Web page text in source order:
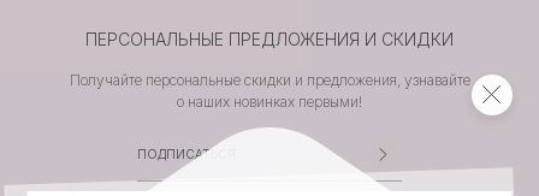
ПЕРСОНАЛЬНЫЕ ПРЕДЛОЖЕНИЯ И СКИДКИ
Получайте персональные скидки и предложения, узнавайте
о наших новинках первыми!